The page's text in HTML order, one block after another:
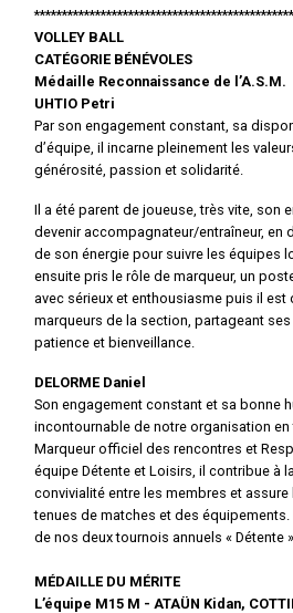
VOLLEY BALL
CATÉGORIE BÉNÉVOLES
Médaille Reconnaissance de l’A.S.M.
UHTIO Petri
Par son engagement constant, sa
d’équipe, il incarne pleinement les
générosité, passion et solidarité.
Il a été parent de joueuse, très vite, son
devenir accompagnateur/entraîneur, en
de son énergie pour suivre les équipes
ensuite pris le rôle de marqueur, un
avec sérieux et enthousiasme puis il est
marqueurs de la section, partageant
patience et bienveillance.
DELORME Daniel
Son engagement constant et sa bonne
incontournable de notre organisation
Marqueur officiel des rencontres et
équipe Détente et Loisirs, il contribue à
convivialité entre les membres et
tenues de matches et des équipements.
de nos deux tournois annuels « Détente
MÉDAILLE DU MÉRITE
L’équipe M15 M - ATAÜN Kidan,